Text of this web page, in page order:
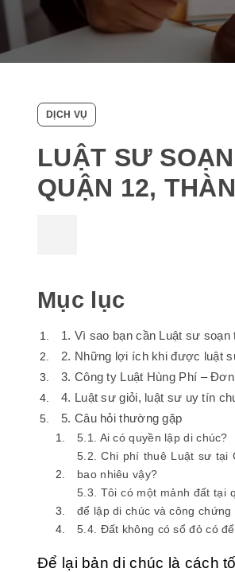
DỊCH VỤ
LUẬT SƯ
QUẬN 12,
Mục lục
1. Vì sao bạn cần Luật sư soạn
2. Những lợi ích khi được luật
3. Công ty Luật Hùng Phí –
4. Luật sư giỏi, luật sư uy tín
5. Câu hỏi thường gặp
5.1. Ai có quyền lập di chúc?
5.2. Chi phí thuê Luật sư tại
bao nhiêu vậy?
5.3. Tôi có một mảnh đất tại
để lập di chúc và công chứng
5.4. Đất không có sổ đỏ có
Để lại bản di chúc là cách